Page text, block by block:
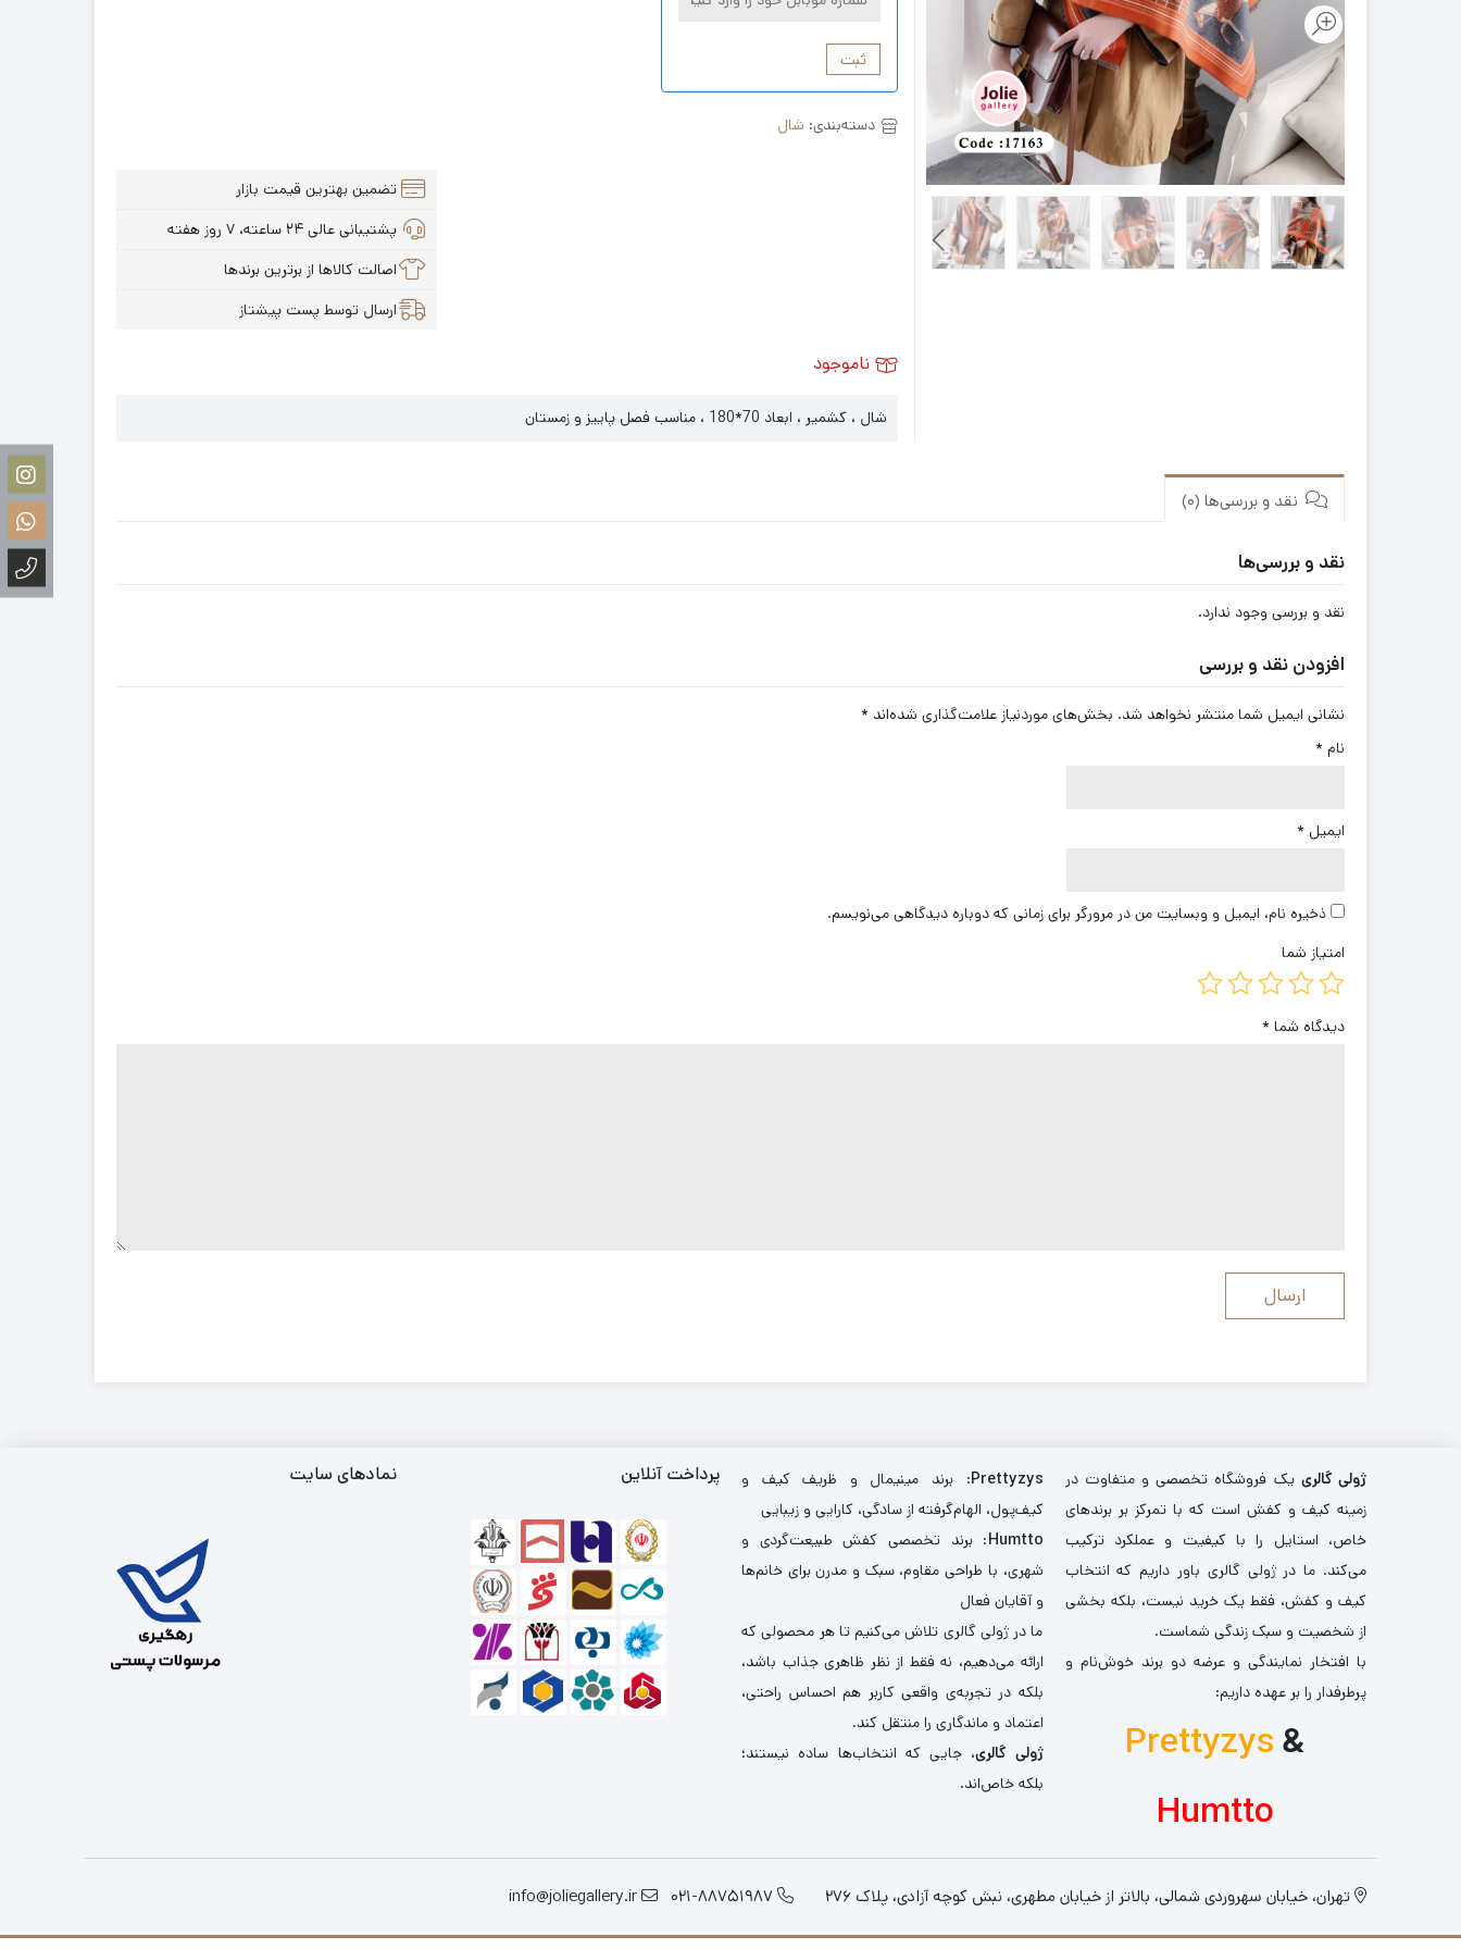
ثبت
دسته‌بندی: شال
تضمین بهترین قیمت بازار
پشتیبانی عالی ۲۴ ساعته، ۷ روز هفته
اصالت کالاها از برترین برندها
ارسال توسط پست پیشتاز
ناموجود
شال ، کشمیر ، ابعاد 70*180 ، مناسب فصل پاییز و زمستان
نقد و بررسی‌ها (0)
نقد و بررسی‌ها
نقد و بررسی وجود ندارد.
افزودن نقد و بررسی
نشانی ایمیل شما منتشر نخواهد شد. بخش‌های موردنیاز علامت‌گذاری شده‌اند *
نام *
ایمیل *
ذخیره نام، ایمیل و وبسایت من در مرورگر برای زمانی که دوباره دیدگاهی می‌نویسم.
امتیاز شما
دیدگاه شما *
ژولی گالری یک فروشگاه تخصصی و متفاوت در
زمینه کیف و کفش است که با تمرکز بر برندهای
خاص، استایل را با کیفیت و عملکرد ترکیب
می‌کند. ما در ژولی گالری باور داریم که انتخاب
کیف و کفش، فقط یک خرید نیست، بلکه بخشی
از شخصیت و سبک زندگی شماست.
با افتخار نمایندگی و عرضه دو برند خوش‌نام و
پرطرفدار را بر عهده داریم:
Prettyzys&
Humtto
Prettyzys: برند مینیمال و ظریف کیف و
کیف‌پول، الهام‌گرفته از سادگی، کارایی و زیبایی
Humtto: برند تخصصی کفش طبیعت‌گردی و
شهری، با طراحی مقاوم، سبک و مدرن برای خانم‌ها
و آقایان فعال
ما در ژولی گالری تلاش می‌کنیم تا هر محصولی که
ارائه می‌دهیم، نه فقط از نظر ظاهری جذاب باشد،
بلکه در تجربه‌ی واقعی کاربر هم احساس راحتی،
اعتماد و ماندگاری را منتقل کند.
ژولی گالری، جایی که انتخاب‌ها ساده نیستند؛
بلکه خاص‌اند.
پرداخت آنلاین نمادهای سایت
تهران، خیابان سهروردی شمالی، بالاتر از خیابان مطهری، نبش کوچه آزادی، پلاک 276 021-88751987
info@joliegallery.ir